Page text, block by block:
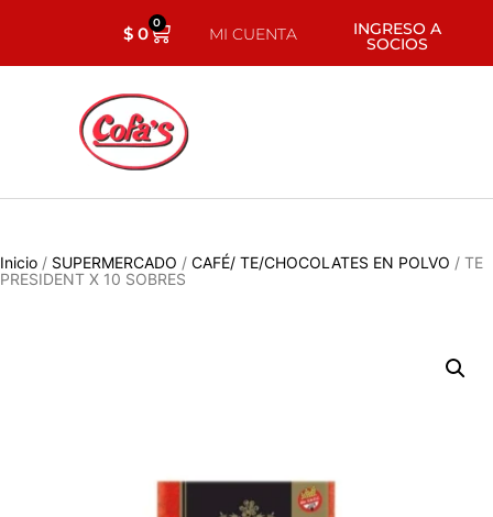
$0 0
MI CUENTA INGRESO A
SOCIOS
Inicio / SUPERMERCADO / CAFÉ/ TE/CHOCOLATES EN POLVO / TE
PRESIDENT X 10 SOBRES